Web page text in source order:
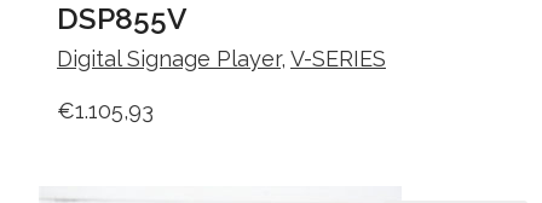
DSP855V
Digital Signage Player, V-SERIES
€1.105,93